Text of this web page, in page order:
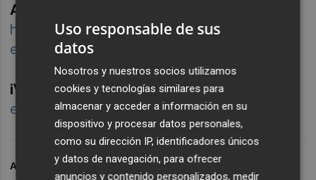
Apple Podcasts
https://itunes.apple.com/es/podcast/las-
entendidas/id1365709042?mt=2
iVoox :https://www.ivoox.com/podcast-
entendidas_sq_f1568977_1.html
ARCHIVADO EN LAS ENTENDIDAS
Uso responsable de sus
datos
Nosotros y nuestros socios utilizamos
cookies y tecnologías similares para
almacenar y acceder a información en su
dispositivo y procesar datos personales,
como su dirección IP, identificadores únicos
y datos de navegación, para ofrecer
anuncios y contenido personalizados, medir